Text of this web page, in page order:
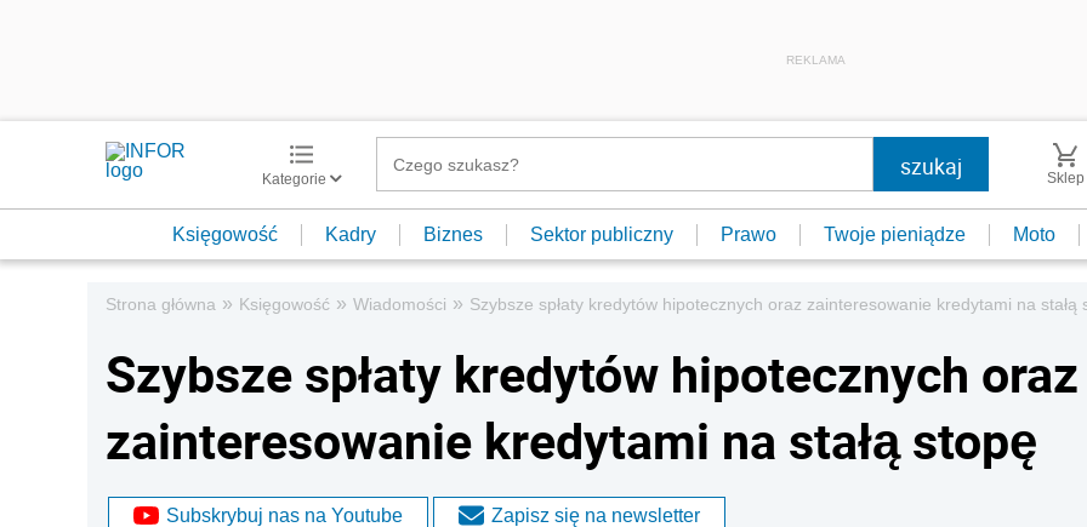
REKLAMA
Kategorie Sklep
Księgowość Kadry Biznes Sektor publiczny Prawo Twoje pieniądze Moto
Strona główna » Księgowość » Wiadomości » Szybsze spłaty kredytów hipotecznych oraz zainteresowanie kredytami na stałą
Szybsze spłaty kredytów hipotecznych oraz
zainteresowanie kredytami na stałą stopę
Subskrybuj nas na Youtube Zapisz się na newsletter